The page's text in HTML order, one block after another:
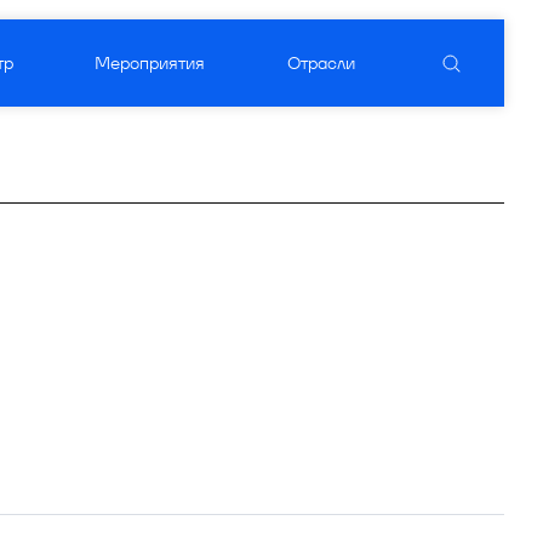
Мероприятия Отрасли